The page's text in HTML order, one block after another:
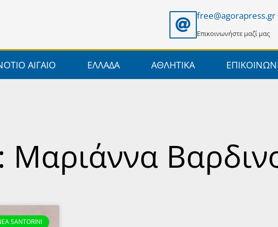
free@agorapress.gr
Επικοινωνήστε μαζί μας
ΑΙΓΑΙΟ ΕΛΛΑΔΑ ΑΘΛΗΤΙΚΑ
Μαριάννα
SANTORINI